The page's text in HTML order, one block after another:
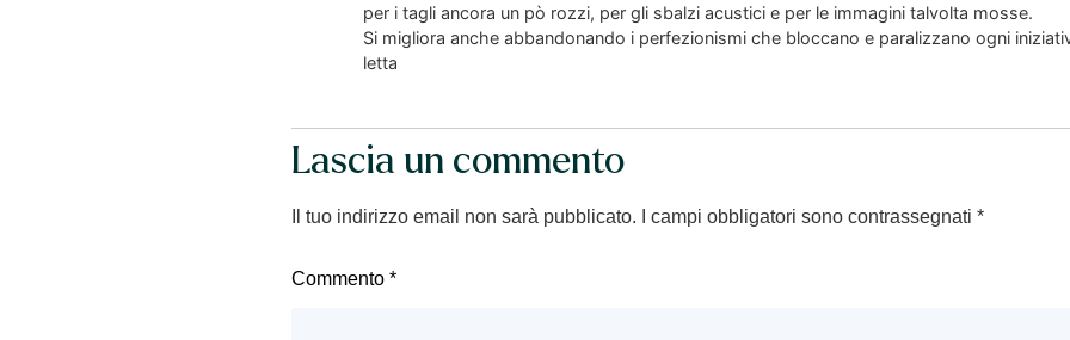
per i tagli ancora un pò rozzi, per gli sbalzi acustici e per le immagini talvolta mosse.
Si migliora anche abbandonando i perfezionismi che bloccano e paralizzano ogni
letta
Lascia un commento
Il tuo indirizzo email non sarà pubblicato. I campi obbligatori sono contrassegnati *
Commento *